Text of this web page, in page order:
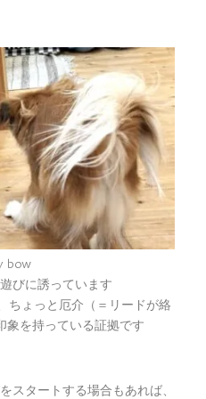
bow
びに誘っています
ちょっと厄介（＝リードが絡
象を持っている証拠です
スタートする場合もあれば、